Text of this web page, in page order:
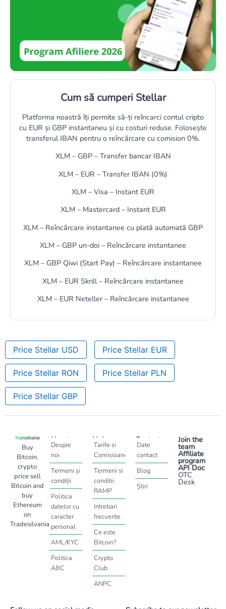
Cum să cumperi Stellar
Platforma noastră îți permite să-ți reîncarci contul cripto
cu EUR și GBP instantaneu și cu costuri reduse. Folosește
transferul IBAN pentru o reîncărcare cu comision 0%.
XLM – GBP – Transfer bancar IBAN
XLM – EUR – Transfer IBAN (0%)
XLM – Visa – Instant EUR
XLM – Mastercard – Instant EUR
XLM – Reîncărcare instantanee cu plată automată GBP
XLM – GBP un-doi – Reîncărcare instantanee
XLM – GBP Qiwi (Start Pay) – Reîncărcare instantanee
XLM – EUR Skrill – Reîncărcare instantanee
XLM – EUR Neteller – Reîncărcare instantanee
Price Stellar USD Price Stellar EUR
Price Stellar RON Price Stellar PLN
Price Stellar GBP
Buy
Bitcoin,
crypto
price sell
Bitcoin and
buy
Ethereum
on
Tradesilvania
About
Despre
noi
Termeni și
condiții
Politica
datelor cu
caracter
personal
AML/KYC
Politica
ABC
Help
Tarife si
Comisioane
Termeni si
conditii
RAMP
Intrebari
frecvente
Ce este
Bitcoin?
Crypto
Club
ANPC
Contact
Date
contact
Blog
Știri
Join the
team
Affiliate
program
API Doc
OTC
Desk